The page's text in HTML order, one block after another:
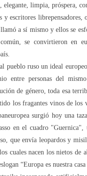
elegante, limpia, próspera,
y escritores librepensadores,
a sí mismo y ellos se
se convirtieron en
pueblo ruso un ideal
entre personas del
de género, toda esa
los fragantes vinos de los
surgió hoy una
en el cuadro "Guernica",
que envía leopardos y
cuales nacen los nietos de
“Europa es nuestra casa